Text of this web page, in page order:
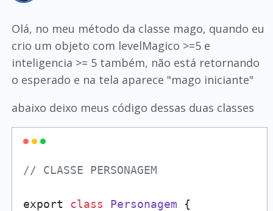
Olá, no meu método da classe mago, quando eu
crio um objeto com levelMagico >=5 e
inteligencia >= 5 também, não está retornando
o esperado e na tela aparece "mago iniciante"
abaixo deixo meus código dessas duas classes
// CLASSE PERSONAGEM
export class Personagem {